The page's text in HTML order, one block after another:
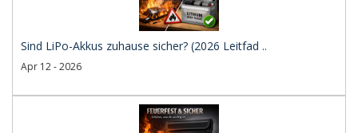
Sind LiPo-Akkus zuhause sicher? (2026 Leitfad ..
Apr 12 - 2026